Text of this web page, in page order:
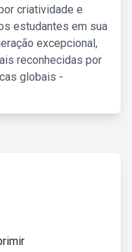
criatividade e
estudantes em sua
excepcional,
reconhecidas por
globais -